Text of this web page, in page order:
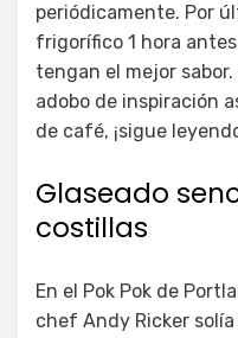
periódicamente. Por
frigorífico 1 hora
tengan el mejor
adobo de inspiración
de café, ¡sigue
Glaseado
costillas
En el Pok Pok de
chef Andy Ricker